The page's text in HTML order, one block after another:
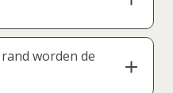
ongeveer 55 tot 70
De exacte benodigde
stoel dat wordt
worden de